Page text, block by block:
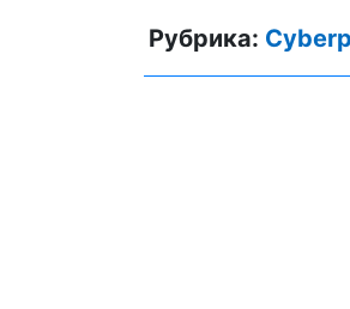
Рубрика: